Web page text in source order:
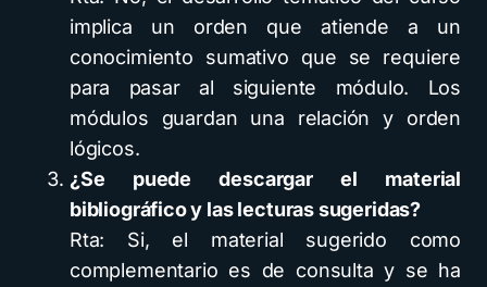
implica un orden que atiende a un
conocimiento sumativo que se requiere
para pasar al siguiente módulo. Los
módulos guardan una relación y orden
lógicos.
¿Se puede descargar el material
bibliográfico y las lecturas sugeridas?
Rta: Si, el material sugerido como
complementario es de consulta y se ha